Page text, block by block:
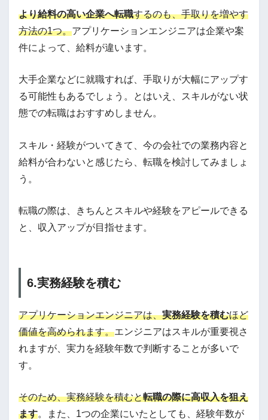
より給料の高い企業へ転職するのも、手取りを増やす
方法の1つ。アプリケーションエンジニアは企業や案
件によって、給料が違います。
大手企業などに就職すれば、手取りが大幅にアップす
る可能性もあるでしょう。とはいえ、スキルがない状
態での転職はおすすめしません。
スキル・経験がついてきて、今の会社での業務内容と
給料が合わないと感じたら、転職を検討してみましょ
う。
転職の際は、きちんとスキルや経験をアピールできる
と、収入アップが目指せます。
6.実務経験を積む
アプリケーションエンジニアは、実務経験を積むほど
価値を高められます。エンジニアはスキルが重要視さ
れますが、実力を経験年数で判断することが多いで
す。
そのため、実務経験を積むと転職の際に高収入を狙え
ます。また、1つの企業にいたとしても、経験年数が